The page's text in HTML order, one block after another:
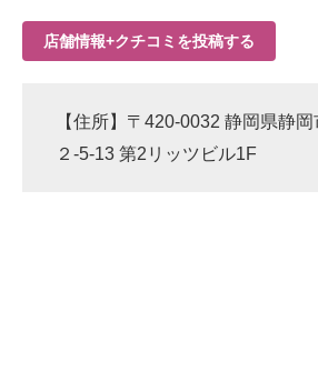
店舗情報+クチコミを投稿する
【住所】〒420-0032 静岡県静
２-5-13 第2リッツビル1F